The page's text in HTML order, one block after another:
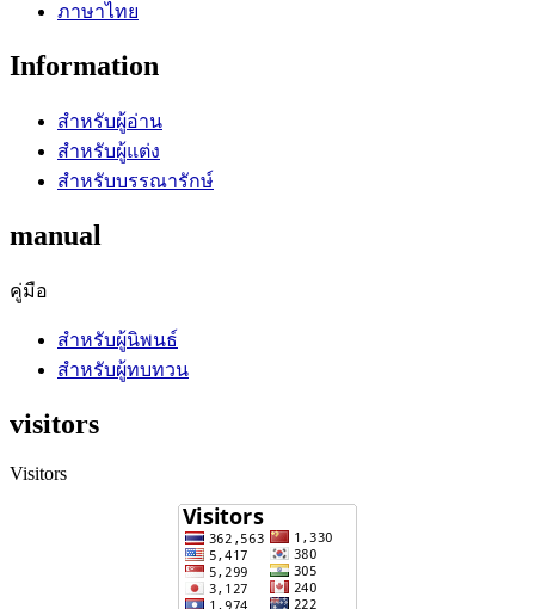
ภาษาไทย
Information
สำหรับผู้อ่าน
สำหรับผู้แต่ง
สำหรับบรรณารักษ์
manual
คู่มือ
สำหรับผู้นิพนธ์
สำหรับผู้ทบทวน
visitors
Visitors